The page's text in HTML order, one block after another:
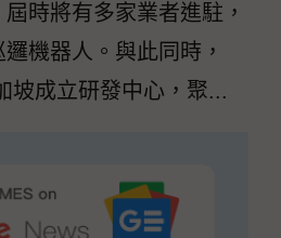
時將有多家業者進駐，
機器人。與此同時，
坡成立研發中心，聚...